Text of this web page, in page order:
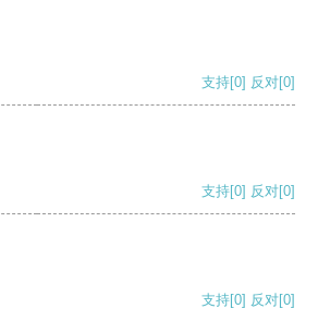
支持[0] 反对[0]
支持[0] 反对[0]
支持[0] 反对[0]